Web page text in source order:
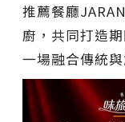
推薦餐廳
廚，共同打造
一場融合傳統